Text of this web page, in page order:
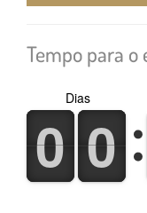
Tempo para o
0
0
1
1 0
0
1
1
Dias